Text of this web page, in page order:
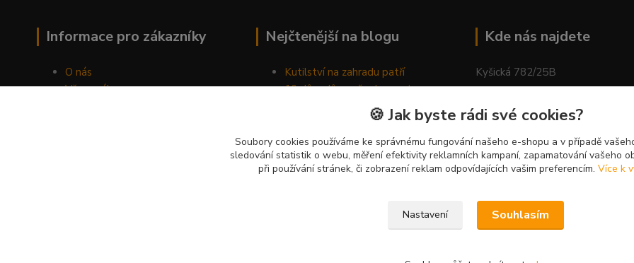
Informace pro zákazníky
O nás
Vše o nákupu
Nejčtenější na blogu
Kutilství na zahradu patří
10 důvodů, proč relaxovat
chozením do přírody
Jak správně pěstovat tulipány
Náhodně generovaný článek
Kde nás najdete
Kyšická 782/25B
🍪 Jak byste rádi své cookies?
Soubory cookies používáme ke správnému fungování našeho e-shopu a v případě
sledování statistik o webu, měření efektivity reklamních kampaní, zapamatování vašeho
při používání stránek, či zobrazení reklam odpovídajících vašim preferencím. Více k
Nastavení Souhlasím